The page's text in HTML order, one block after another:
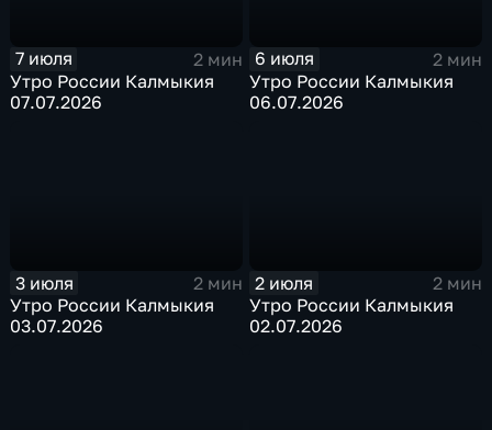
7 июля
2 мин
Утро России Калмыкия
07.07.2026
6 июля
2 мин
Утро России Калмыкия
06.07.2026
3 июля
2 мин
Утро России Калмыкия
03.07.2026
2 июля
2 мин
Утро России Калмыкия
02.07.2026